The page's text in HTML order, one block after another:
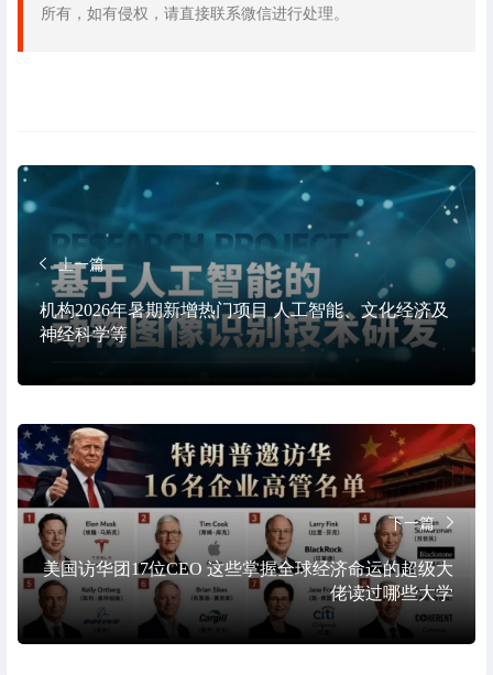
所有，如有侵权，请直接联系微信进行处理。
上一篇
机构2026年暑期新增热门项目 人工智能、文化经济及
神经科学等
下一篇
美国访华团17位CEO 这些掌握全球经济命运的超级大
佬读过哪些大学